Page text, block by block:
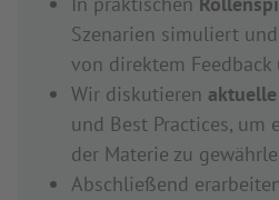
Szenarien simuliert
von direktem Feedback
Wir diskutieren
und Best Practices, um
der Materie zu
Abschließend